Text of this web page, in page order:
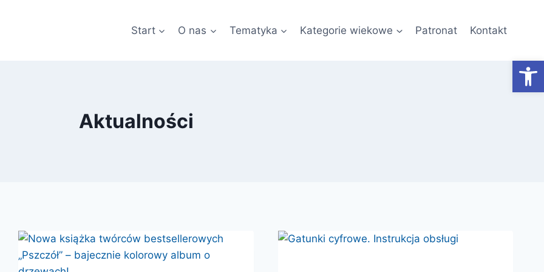
Start O nas Tematyka Kategorie wiekowe Patronat Kontakt
Aktualności